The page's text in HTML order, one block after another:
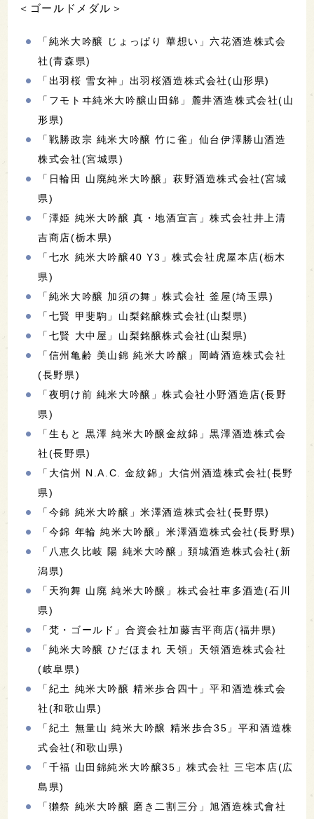
＜ゴールドメダル＞
「純米大吟醸 じょっぱり 華想い」六花酒造株式会
社(青森県)
「出羽桜 雪女神」出羽桜酒造株式会社(山形県)
「フモトヰ純米大吟醸山田錦」麓井酒造株式会社(山
形県)
「戦勝政宗 純米大吟醸 竹に雀」仙台伊澤勝山酒造
株式会社(宮城県)
「日輪田 山廃純米大吟醸」萩野酒造株式会社(宮城
県)
「澤姫 純米大吟醸 真・地酒宣言」株式会社井上清
吉商店(栃木県)
「七水 純米大吟醸40 Y3」株式会社虎屋本店(栃木
県)
「純米大吟醸 加須の舞」株式会社 釜屋(埼玉県)
「七賢 甲斐駒」山梨銘醸株式会社(山梨県)
「七賢 大中屋」山梨銘醸株式会社(山梨県)
「信州亀齢 美山錦 純米大吟醸」岡崎酒造株式会社
(長野県)
「夜明け前 純米大吟醸」株式会社小野酒造店(長野
県)
「生もと 黒澤 純米大吟醸金紋錦」黒澤酒造株式会
社(長野県)
「大信州 N.A.C. 金紋錦」大信州酒造株式会社(長野
県)
「今錦 純米大吟醸」米澤酒造株式会社(長野県)
「今錦 年輪 純米大吟醸」米澤酒造株式会社(長野県)
「八恵久比岐 陽 純米大吟醸」頚城酒造株式会社(新
潟県)
「天狗舞 山廃 純米大吟醸」株式会社車多酒造(石川
県)
「梵・ゴールド」合資会社加藤吉平商店(福井県)
「純米大吟醸 ひだほまれ 天領」天領酒造株式会社
(岐阜県)
「紀土 純米大吟醸 精米歩合四十」平和酒造株式会
社(和歌山県)
「紀土 無量山 純米大吟醸 精米歩合35」平和酒造株
式会社(和歌山県)
「千福 山田錦純米大吟醸35」株式会社 三宅本店(広
島県)
「獺祭 純米大吟醸 磨き二割三分」旭酒造株式會社